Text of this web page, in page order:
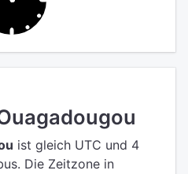
ist gleich UTC und 4
Die Zeitzone in